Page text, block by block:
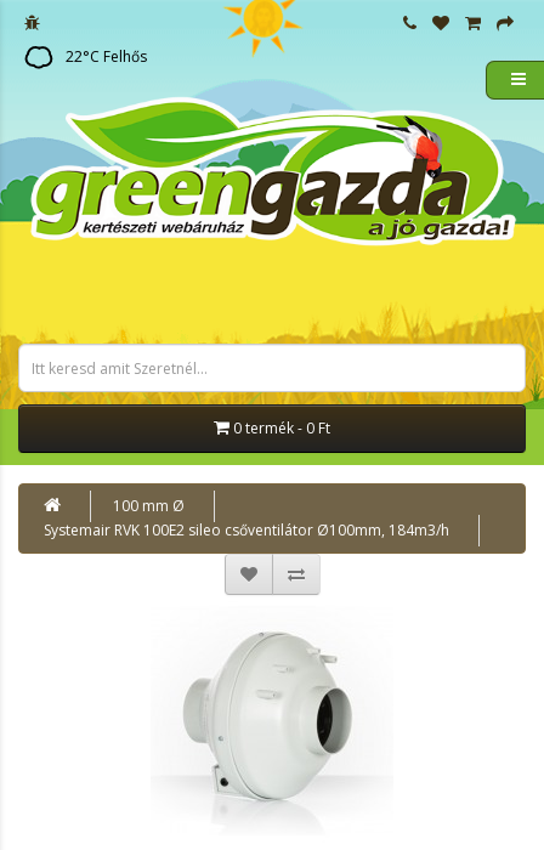
22°C Felhős
0 termék - 0 Ft
100 mm Ø
Systemair RVK 100E2 sileo csőventilátor Ø100mm, 184m3/h